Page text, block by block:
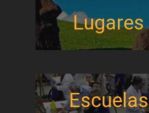
Lugares
Escuelas